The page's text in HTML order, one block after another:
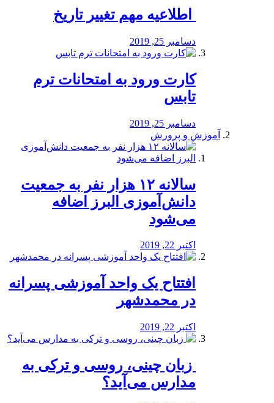
️ اطلاعیه مهم تغییر تاریخ
دسامبر 25, 2019
کارت ورود به امتحانات ترم
تابس
دسامبر 25, 2019
آموزش و پرورش
️سالانه ۱۲ هزار نفر به جمعیت
دانش‌آموزی البرز اضافه
می‌شود
اکتبر 22, 2019
افتتاح یک واحد آموزشی پسرانه
در محمدشهر
اکتبر 22, 2019
️ زبان چینی، روسی و ترکی به
مدارس می‌آید؟